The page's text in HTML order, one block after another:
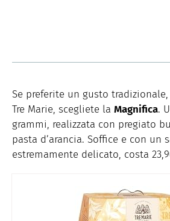
Se preferite un gusto
Tre Marie, scegliete la Magnifica.
grammi, realizzata con pregiato
pasta d’arancia. Soffice e con un
estremamente delicato, costa